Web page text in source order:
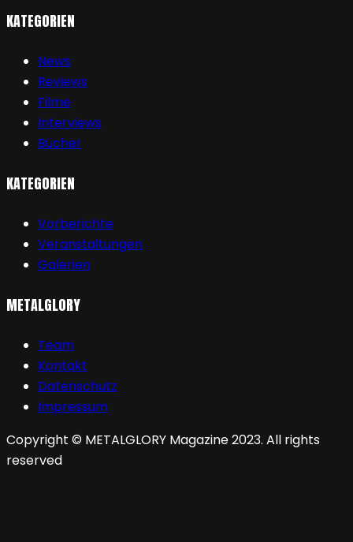
KATEGORIEN
News
Reviews
Filme
Interviews
Bücher
KATEGORIEN
Vorberichte
Veranstaltungen
Galerien
METALGLORY
Team
Kontakt
Datenschutz
Impressum
Copyright © METALGLORY Magazine 2023. All rights
reserved